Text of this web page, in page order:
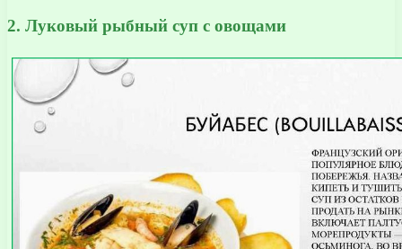
2. Луковый рыбный суп с овощами